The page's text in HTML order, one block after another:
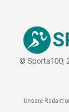
© Sports100,
Unsere